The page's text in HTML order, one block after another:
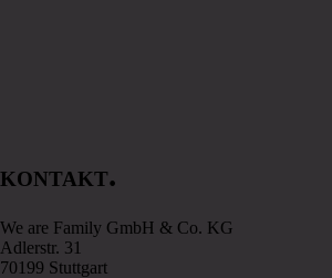
KONTAKT.
We are Family GmbH & Co. KG
Adlerstr. 31
70199 Stuttgart